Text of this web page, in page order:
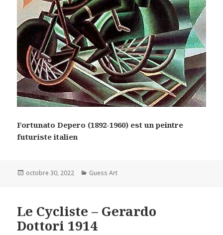
Fortunato Depero (1892-1960) est un peintre
futuriste italien
Posted
octobre 30, 2022 Categories
Guess Art
Le Cycliste – Gerardo
Dottori 1914